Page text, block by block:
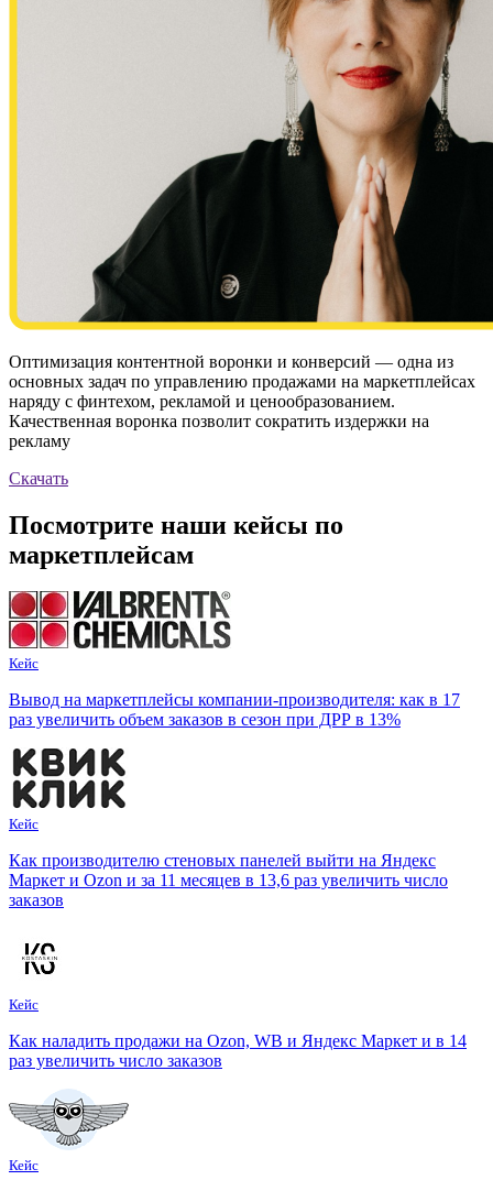
Оптимизация контентной воронки и конверсий — одна из
основных задач по управлению продажами на маркетплейсах
наряду с финтехом, рекламой и ценообразованием.
Качественная воронка позволит сократить издержки на
рекламу
Скачать
Посмотрите наши кейсы по
маркетплейсам
Кейс
Вывод на маркетплейсы компании-производителя: как в 17
раз увеличить объем заказов в сезон при ДРР в 13%
Кейс
Как производителю стеновых панелей выйти на Яндекс
Маркет и Ozon и за 11 месяцев в 13,6 раз увеличить число
заказов
Кейс
Как наладить продажи на Ozon, WB и Яндекс Маркет и в 14
раз увеличить число заказов
Кейс